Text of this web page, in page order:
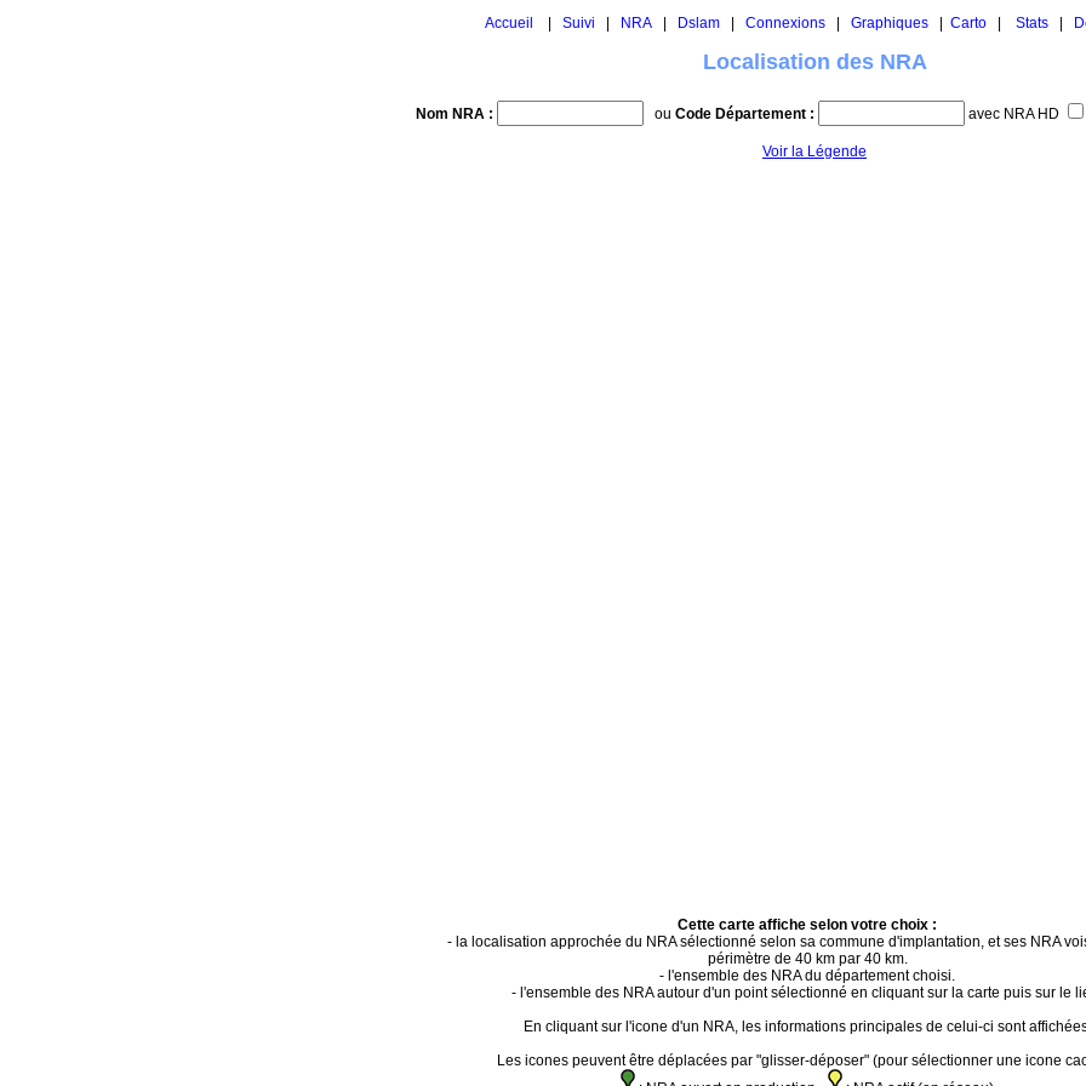
Accueil Suivi NRA Dslam Connexions Graphiques Carto Stats
Localisation des NRA
Nom NRA : ou Code Département : avec NRA HD
Voir la Légende
Cette carte affiche selon votre choix :
- la localisation approchée du NRA sélectionné selon sa commune d'implantation, et ses NRA
périmètre de 40 km par 40 km.
- l'ensemble des NRA du département choisi.
- l'ensemble des NRA autour d'un point sélectionné en cliquant sur la carte puis sur le
En cliquant sur l'icone d'un NRA, les informations principales de celui-ci sont
Les icones peuvent être déplacées par "glisser-déposer" (pour sélectionner une icone